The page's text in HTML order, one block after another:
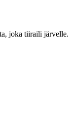
joka tiiraili järvelle.